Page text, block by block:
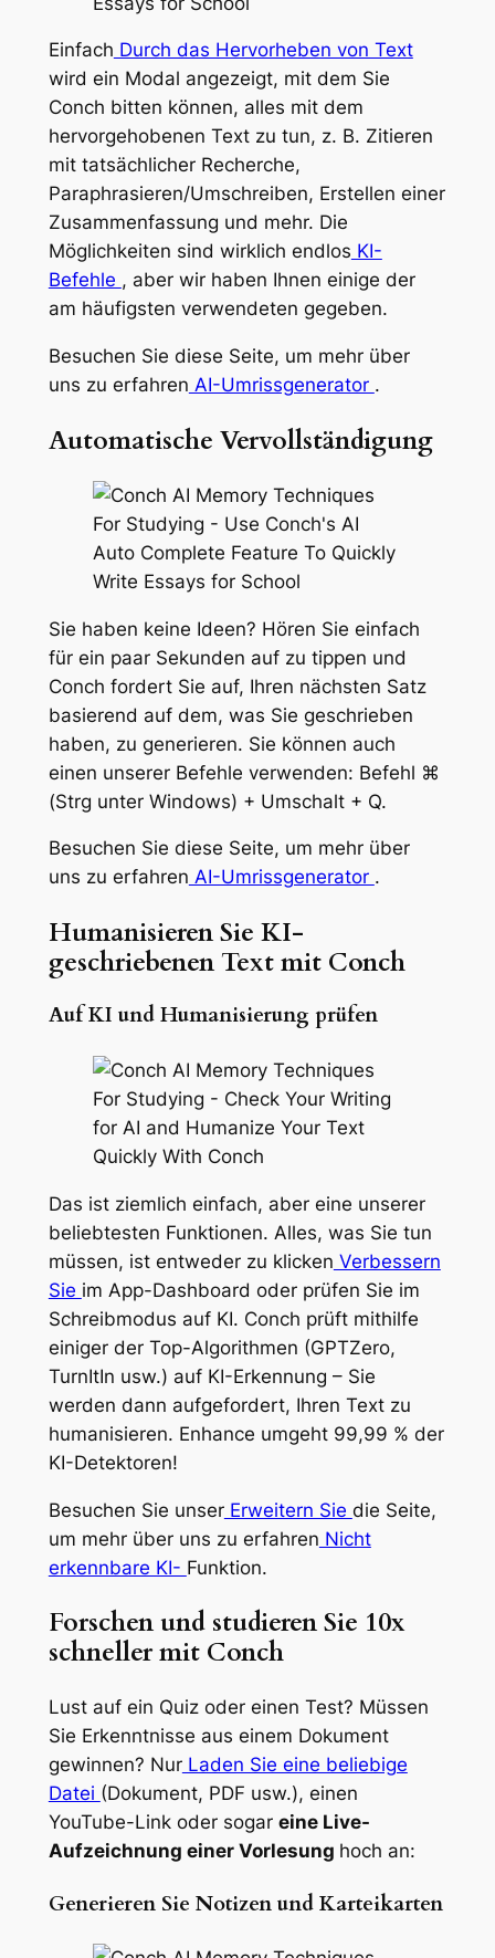
Einfach Durch das Hervorheben von Text
wird ein Modal angezeigt, mit dem Sie
Conch bitten können, alles mit dem
hervorgehobenen Text zu tun, z. B. Zitieren
mit tatsächlicher Recherche,
Paraphrasieren/Umschreiben, Erstellen einer
Zusammenfassung und mehr. Die
Möglichkeiten sind wirklich endlos KI-
Befehle , aber wir haben Ihnen einige der
am häufigsten verwendeten gegeben.
Besuchen Sie diese Seite, um mehr über
uns zu erfahren AI-Umrissgenerator .
Automatische Vervollständigung
Sie haben keine Ideen? Hören Sie einfach
für ein paar Sekunden auf zu tippen und
Conch fordert Sie auf, Ihren nächsten Satz
basierend auf dem, was Sie geschrieben
haben, zu generieren. Sie können auch
einen unserer Befehle verwenden: Befehl ⌘
(Strg unter Windows) + Umschalt + Q.
Besuchen Sie diese Seite, um mehr über
uns zu erfahren AI-Umrissgenerator .
Humanisieren Sie KI-
geschriebenen Text mit Conch
Auf KI und Humanisierung prüfen
Das ist ziemlich einfach, aber eine unserer
beliebtesten Funktionen. Alles, was Sie tun
müssen, ist entweder zu klicken Verbessern
Sie im App-Dashboard oder prüfen Sie im
Schreibmodus auf KI. Conch prüft mithilfe
einiger der Top-Algorithmen (GPTZero,
TurnItIn usw.) auf KI-Erkennung – Sie
werden dann aufgefordert, Ihren Text zu
humanisieren. Enhance umgeht 99,99 % der
KI-Detektoren!
Besuchen Sie unserErweitern Sie die Seite,
um mehr über uns zu erfahren Nicht
erkennbare KI- Funktion.
Forschen und studieren Sie 10x
schneller mit Conch
Lust auf ein Quiz oder einen Test? Müssen
Sie Erkenntnisse aus einem Dokument
gewinnen? NurLaden Sie eine beliebige
Datei (Dokument, PDF usw.), einen
YouTube-Link oder sogar eine Live-
Aufzeichnung einer Vorlesung hoch an:
Generieren Sie Notizen und Karteikarten